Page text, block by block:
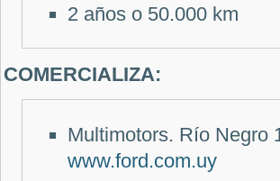
2 años o 50.000 km
COMERCIALIZA:
Multimotors. Río Negro
www.ford.com.uy